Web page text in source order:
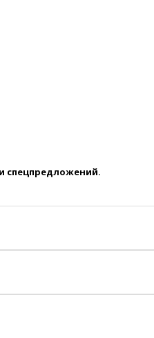
спецпредложений.